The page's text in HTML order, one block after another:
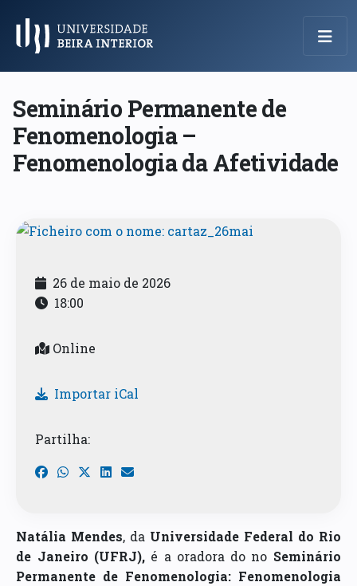
Menu Principal
Seminário Permanente de
Fenomenologia –
Fenomenologia da Afetividade
26 de maio de 2026
18:00
Online
Importar iCal
Partilha:
Natália Mendes, da Universidade Federal do Rio
de Janeiro (UFRJ), é a oradora do no Seminário
Permanente de Fenomenologia: Fenomenologia